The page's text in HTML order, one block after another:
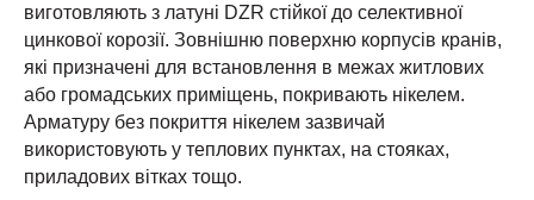
виготовляють з латуні DZR стійкої до селективної
цинкової корозії. Зовнішню поверхню корпусів кранів,
які призначені для встановлення в межах житлових
або громадських приміщень, покривають нікелем.
Арматуру без покриття нікелем зазвичай
використовують у теплових пунктах, на стояках,
приладових вітках тощо.